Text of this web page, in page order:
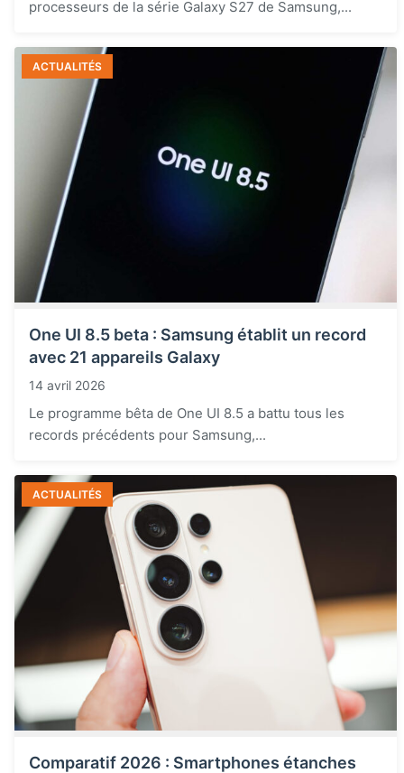
processeurs de la série Galaxy S27 de Samsung,...
ACTUALITÉS
One UI 8.5 beta : Samsung établit un record
avec 21 appareils Galaxy
14 avril 2026
Le programme bêta de One UI 8.5 a battu tous les
records précédents pour Samsung,...
ACTUALITÉS
Comparatif 2026 : Smartphones étanches